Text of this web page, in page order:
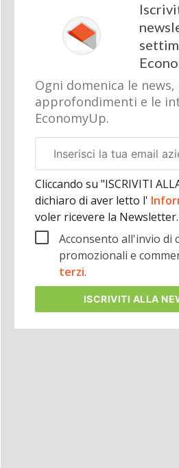
Ogni domenica le news,
approfondimenti e le
EconomyUp.
aziendale
Cliccando su "ISCRIVITI
dichiaro di aver letto l'
voler ricevere la Newsletter.
Acconsento all'invio di
promozionali e
terzi.
ISCRIVITI ALLA